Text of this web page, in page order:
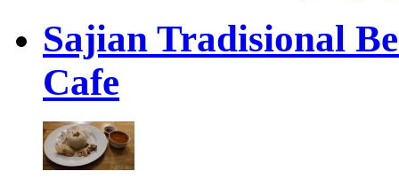
Sajian Tradisional
Cafe